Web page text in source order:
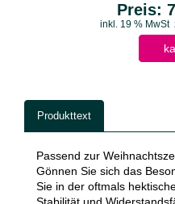
Preis:
inkl. 19 % MwSt
Produkttext
Passend zur
Gönnen Sie sich das
Sie in der oftmals